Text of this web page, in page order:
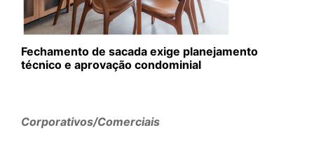
Fechamento de sacada exige planejamento
técnico e aprovação condominial
Corporativos/Comerciais